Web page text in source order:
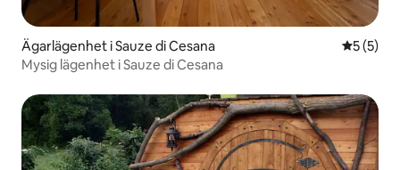
Ägarlägenhet i Sauze di Cesana 5 av 5 i
5 (5)
Mysig lägenhet i Sauze di Cesana